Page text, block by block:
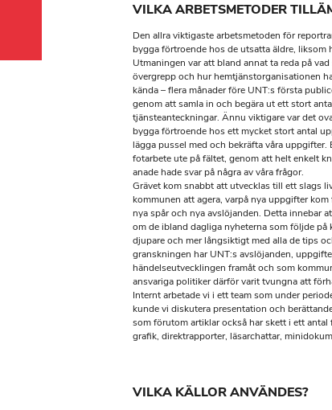
VILKA ARBETSMETODER
Den allra viktigaste arbetsmetoden för
bygga förtroende hos de utsatta äldre,
Utmaningen var att bland annat ta reda på
övergrepp och hur hemtjänstorganisationen
kända – flera månader före UNT:s första
genom att samla in och begära ut ett stort
tjänsteanteckningar. Ännu viktigare var det
bygga förtroende hos ett mycket stort antal
lägga pussel med och bekräfta våra
fotarbete ute på fältet, genom att helt enkelt
anade hade svar på några av våra frågor.
Grävet kom snabbt att utvecklas till ett slags
kommunen att agera, varpå nya uppgifter
nya spår och nya avslöjanden. Detta innebar
om de ibland dagliga nyheterna som följde
djupare och mer långsiktigt med alla de tips
granskningen har UNT:s avslöjanden,
händelseutvecklingen framåt och som
ansvariga politiker därför varit tvungna att
Internt arbetade vi i ett team som under
kunde vi diskutera presentation och
som förutom artiklar också har skett i ett
grafik, direktrapporter, läsarchattar,
VILKA KÄLLOR ANVÄNDES?